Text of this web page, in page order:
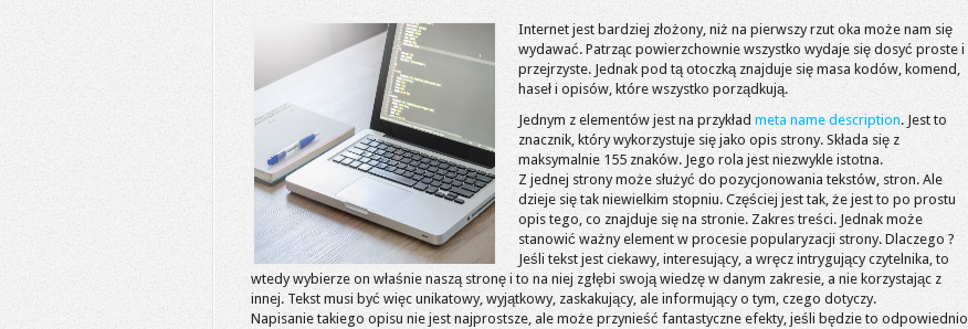
Internet jest bardziej złożony, niż na pierwszy rzut oka może nam się
wydawać. Patrząc powierzchownie wszystko wydaje się dosyć proste i
przejrzyste. Jednak pod tą otoczką znajduje się masa kodów, komend,
haseł i opisów, które wszystko porządkują.
Jednym z elementów jest na przykład meta name description. Jest to
znacznik, który wykorzystuje się jako opis strony. Składa się z
maksymalnie 155 znaków. Jego rola jest niezwykle istotna.
Z jednej strony może służyć do pozycjonowania tekstów, stron. Ale
dzieje się tak niewielkim stopniu. Częściej jest tak, że jest to po prostu
opis tego, co znajduje się na stronie. Zakres treści. Jednak może
stanowić ważny element w procesie popularyzacji strony. Dlaczego ?
Jeśli tekst jest ciekawy, interesujący, a wręcz intrygujący czytelnika, to
wtedy wybierze on właśnie naszą stronę i to na niej zgłębi swoją wiedzę w danym zakresie, a nie korzystając z
innej. Tekst musi być więc unikatowy, wyjątkowy, zaskakujący, ale informujący o tym, czego dotyczy.
Napisanie takiego opisu nie jest najprostsze, ale może przynieść fantastyczne efekty, jeśli będzie to odpowiednio